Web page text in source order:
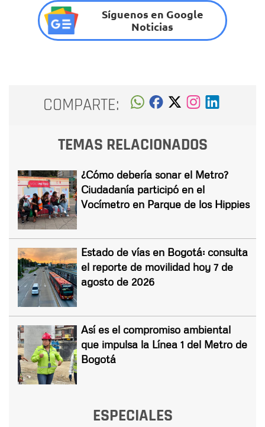
Síguenos en Google
Noticias
COMPARTE:
TEMAS RELACIONADOS
¿Cómo debería sonar el Metro?
Ciudadanía participó en el
Vocímetro en Parque de los Hippies
Estado de vías en Bogotá: consulta
el reporte de movilidad hoy 7 de
agosto de 2026
Así es el compromiso ambiental
que impulsa la Línea 1 del Metro de
Bogotá
ESPECIALES